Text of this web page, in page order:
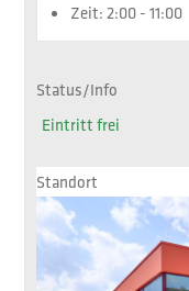
Zeit:2:00 - 11:00
Status/Info
Eintritt frei
Standort